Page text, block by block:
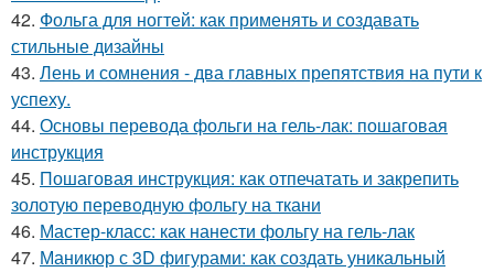
42. Фольга для ногтей: как применять и создавать
стильные дизайны
43. Лень и сомнения - два главных препятствия на пути к
успеху.
44. Основы перевода фольги на гель-лак: пошаговая
инструкция
45. Пошаговая инструкция: как отпечатать и закрепить
золотую переводную фольгу на ткани
46. Мастер-класс: как нанести фольгу на гель-лак
47. Маникюр с 3D фигурами: как создать уникальный